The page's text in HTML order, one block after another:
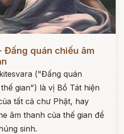
Đấng quán chiếu âm
("Đấng quán
gian") là vị Bồ Tát hiện
tất cả chư Phật, hay
âm thanh của thế gian để
sinh.